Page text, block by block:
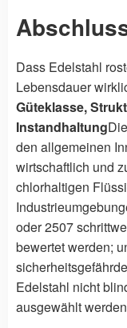
Dass Edelstahl
Lebensdauer
Güteklasse,
Instandhaltung
den allgemeinen
wirtschaftlich und
chlorhaltigen
oder 2507
bewertet werden;
Edelstahl nicht
ausgewählt